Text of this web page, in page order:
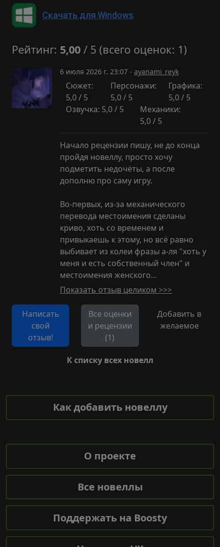
Скачать для Windows
Рейтинг: 5,00 / 5 (всего оценок: 1)
6 июля 2026 г. 23:07 - ayanami_reyk
Сюжет:
5,0 / 5
Персонажи:
5,0 / 5
Графика:
5,0 / 5
Озвучка: 5,0 / 5
Механики:
5,0 / 5
Начало рецензии пишу, не до конца
пройдя новеллу, просто хочу
подметить недочёты, а после
дополню про саму игру.
Во-первых, из-за механического
перевода местоимения сделаны
криво, хоть со временем и
привыкаешь к этому, но всё равно
выбивает из колеи фразы а-ля "хоть у
меня и есть собственный член" и
местоимения женского…
Показать отзыв целиком >>>
Написать
свой
отзыв!
Все оценки
и рецензии
(1)
Добавить в
желаемое
К списку всех новелл
Как добавить новеллу
О проекте
Все новеллы
Поддержать на Boosty